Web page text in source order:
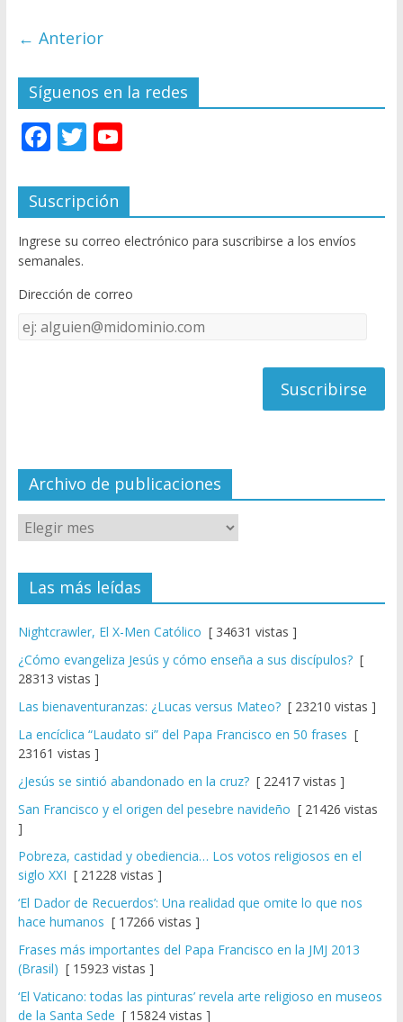
← Anterior
Síguenos en la redes
F
e
b
o
o
k
T
itt
er
Y
u
T
u
e
C
el
Suscripción
Ingrese su correo electrónico para suscribirse a los envíos
semanales.
Dirección de correo
Dirección
de
Archivo de publicaciones
Las más leídas
Nightcrawler, El X-Men Católico [ 34631 vistas ]
¿Cómo evangeliza Jesús y cómo enseña a sus discípulos?[
28313 vistas ]
Las bienaventuranzas: ¿Lucas versus Mateo?[ 23210 vistas ]
La encíclica “Laudato si” del Papa Francisco en 50 frases [
23161 vistas ]
¿Jesús se sintió abandonado en la cruz?[ 22417 vistas ]
San Francisco y el origen del pesebre navideño [ 21426 vistas
]
Pobreza, castidad y obediencia… Los votos religiosos en el
siglo XXI [ 21228 vistas ]
‘El Dador de Recuerdos’: Una realidad que omite lo que nos
hace humanos [ 17266 vistas ]
Frases más importantes del Papa Francisco en la JMJ 2013
(Brasil) [ 15923 vistas ]
‘El Vaticano: todas las pinturas’ revela arte religioso en museos
de la Santa Sede [ 15824 vistas ]